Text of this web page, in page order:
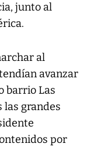
junto al
al
avanzar
barrio Las
las grandes
por